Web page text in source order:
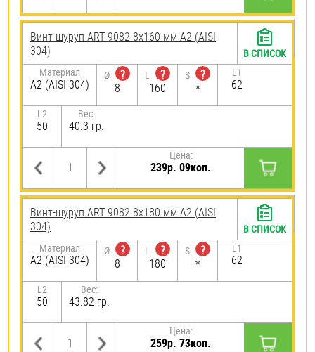
Винт-шуруп ART 9082 8х160 мм А2 (AISI
304)
Материал
А2 (AISI 304)
Ø
?
8
L
?
160
S
?
*
L1
62
L2
50
Вес:
40.3 гр.
Цена:
239р. 09коп.
В СПИСОК
Винт-шуруп ART 9082 8х180 мм А2 (AISI
304)
Материал
А2 (AISI 304)
Ø
?
8
L
?
180
S
?
*
L1
62
L2
50
Вес:
43.82 гр.
Цена:
259р. 73коп.
В СПИСОК